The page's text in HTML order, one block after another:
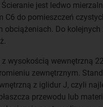
jest ledwo
C6 do pomieszczeń
obciążeniach. Do
z wysokością wewnętrzną
zewnętrznym.
z iglidur J, czyli
przewodu lub